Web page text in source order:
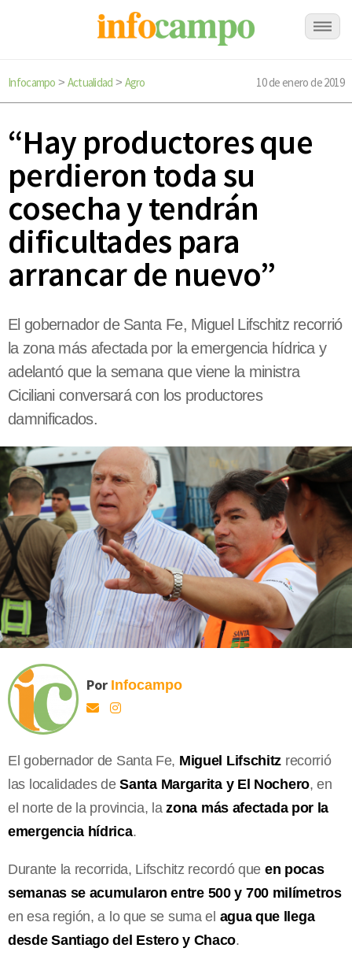
Infocampo > Actualidad > Agro 10 de enero de 2019
“Hay productores que
perdieron toda su
cosecha y tendrán
dificultades para
arrancar de nuevo”
El gobernador de Santa Fe, Miguel Lifschitz recorrió
la zona más afectada por la emergencia hídrica y
adelantó que la semana que viene la ministra
Ciciliani conversará con los productores
damnificados.
Por Infocampo
El gobernador de Santa Fe, Miguel Lifschitz recorrió
las localidades deSanta Margarita y El Nochero, en
el norte de la provincia, lazona más afectada por la
emergencia hídrica.
Durante la recorrida, Lifschitz recordó que en pocas
semanas se acumularon entre 500 y 700 milímetros
en esa región, a lo que se suma el agua que llega
desde Santiago del Estero y Chaco.